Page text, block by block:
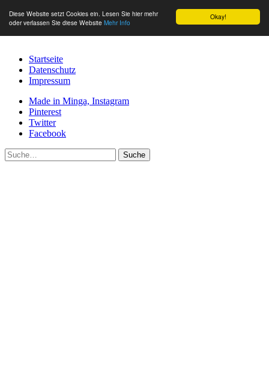
Okay!
Diese Website setzt Cookies ein. Lesen Sie hier mehr
oder verlassen Sie diese Website Mehr Info
Startseite
Datenschutz
Impressum
Made in Minga, Instagram
Pinterest
Twitter
Facebook
Suche